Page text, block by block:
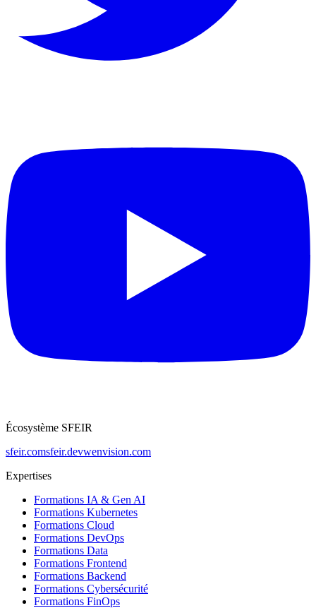
Écosystème SFEIR
sfeir.comsfeir.devwenvision.com
Expertises
Formations IA & Gen AI
Formations Kubernetes
Formations Cloud
Formations DevOps
Formations Data
Formations Frontend
Formations Backend
Formations Cybersécurité
Formations FinOps